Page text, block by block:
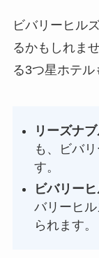
ビバリーヒル
るかもしれま
る3つ星ホテル
リーズナ
も、ビバ
す。
ビバリー
バリーヒ
られます。